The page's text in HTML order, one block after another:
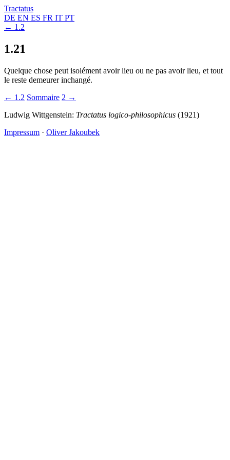
Tractatus
DE EN ES FR IT PT
← 1.2
1.21
Quelque chose peut isolément avoir lieu ou ne pas avoir lieu, et tout
le reste demeurer inchangé.
← 1.2 Sommaire 2 →
Ludwig Wittgenstein: Tractatus logico-philosophicus (1921)
Impressum · Oliver Jakoubek